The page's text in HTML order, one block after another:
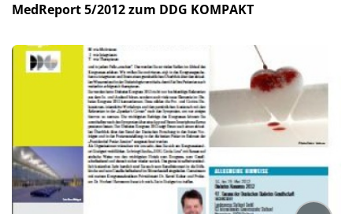
MedReport 5/2012 zum DDG KOMPAKT